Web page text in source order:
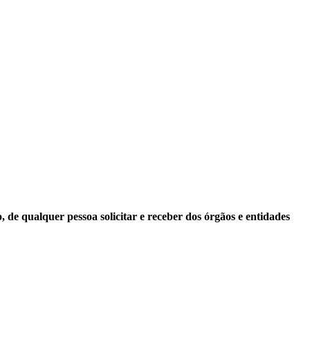
qualquer pessoa solicitar e receber dos órgãos e entidades